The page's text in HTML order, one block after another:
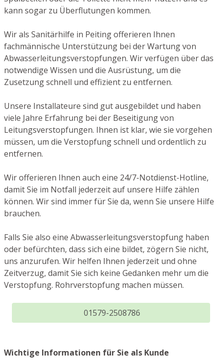
kann sogar zu Überflutungen kommen.
Wir als Sanitärhilfe in Peiting offerieren Ihnen
fachmännische Unterstützung bei der Wartung von
Abwasserleitungsverstopfungen. Wir verfügen über das
notwendige Wissen und die Ausrüstung, um die
Zusetzung schnell und effizient zu entfernen.
Unsere Installateure sind gut ausgebildet und haben
viele Jahre Erfahrung bei der Beseitigung von
Leitungsverstopfungen. Ihnen ist klar, wie sie vorgehen
müssen, um die Verstopfung schnell und ordentlich zu
entfernen.
Wir offerieren Ihnen auch eine 24/7-Notdienst-Hotline,
damit Sie im Notfall jederzeit auf unsere Hilfe zählen
können. Wir sind immer für Sie da, wenn Sie unsere Hilfe
brauchen.
Falls Sie also eine Abwasserleitungsverstopfung haben
oder befürchten, dass sich eine bildet, zögern Sie nicht,
uns anzurufen. Wir helfen Ihnen jederzeit und ohne
Zeitverzug, damit Sie sich keine Gedanken mehr um die
Verstopfung. Rohrverstopfung machen müssen.
01579-2508786
Wichtige Informationen für Sie als Kunde